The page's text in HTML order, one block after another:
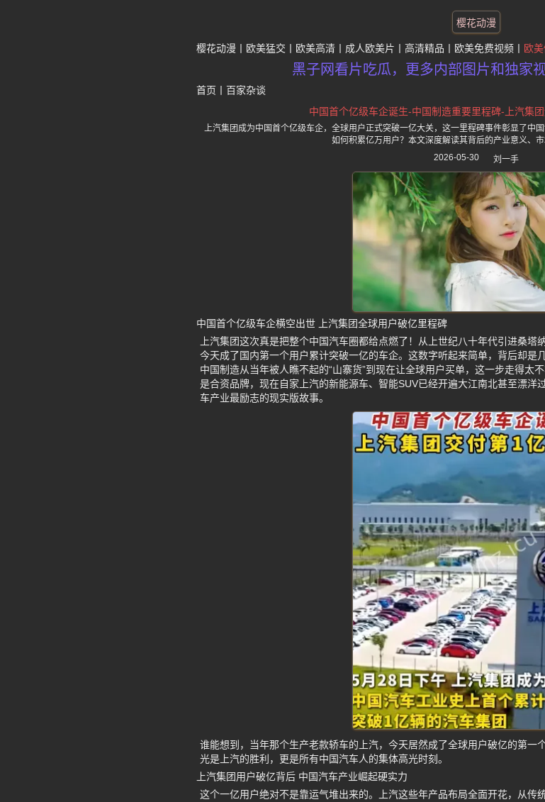
樱花动漫
樱花动漫 欧美猛交 欧美高清 成人欧美片 高清精品 欧美免费视频 欧
黑子网看片吃瓜，更多内部图片和独家
首页 百家杂谈
中国首个亿级车企诞生-中国制造重要里程碑-上汽集
上汽集团成为中国首个亿级车企，全球用户正式突破一亿大关，这一里程碑事件彰显了中
如何积累亿万用户？本文深度解读其背后的产业意义、市
2026-05-30
刘一手
中国首个亿级车企横空出世 上汽集团全球用户破亿里程碑
上汽集团这次真是把整个中国汽车圈都给点燃了！从上世纪八十年代引进桑
今天成了国内第一个用户累计突破一亿的车企。这数字听起来简单，背后却是
中国制造从当年被人瞧不起的“山寨货”到现在让全球用户买单，这一步走得太
是合资品牌，现在自家上汽的新能源车、智能SUV已经开遍大江南北甚至漂洋
车产业最励志的现实版故事。
谁能想到，当年那个生产老款轿车的上汽，今天居然成了全球用户破亿的第一
光是上汽的胜利，更是所有中国汽车人的集体高光时刻。
上汽集团用户破亿背后 中国汽车产业崛起硬实力
这个一亿用户绝对不是靠运气堆出来的。上汽这些年产品布局全面开花，从传